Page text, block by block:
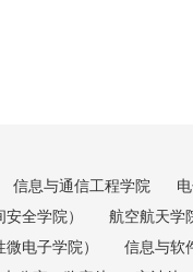
信息与通信工程学院
全学院）
航空航天学
电子学院）
信息与软